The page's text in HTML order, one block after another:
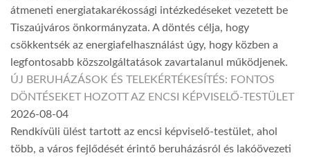
átmeneti energiatakarékossági intézkedéseket vezetett be
Tiszaújváros önkormányzata. A döntés célja, hogy
csökkentsék az energiafelhasználást úgy, hogy közben a
legfontosabb közszolgáltatások zavartalanul működjenek.
ÚJ BERUHÁZÁSOK ÉS TELEKÉRTÉKESÍTÉS: FONTOS
DÖNTÉSEKET HOZOTT AZ ENCSI KÉPVISELŐ-TESTÜLET
2026-08-04
Rendkívüli ülést tartott az encsi képviselő-testület, ahol
több, a város fejlődését érintő beruházásról és lakóövezeti